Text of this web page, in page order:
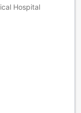
Hospital